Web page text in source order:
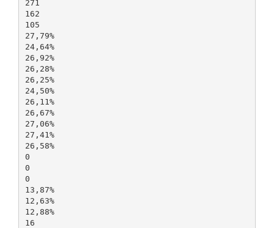
271
162
105
27,79%
24,64%
26,92%
26,28%
26,25%
24,50%
26,11%
26,67%
27,06%
27,41%
26,58%
0
0
0
13,87%
12,63%
12,88%
16